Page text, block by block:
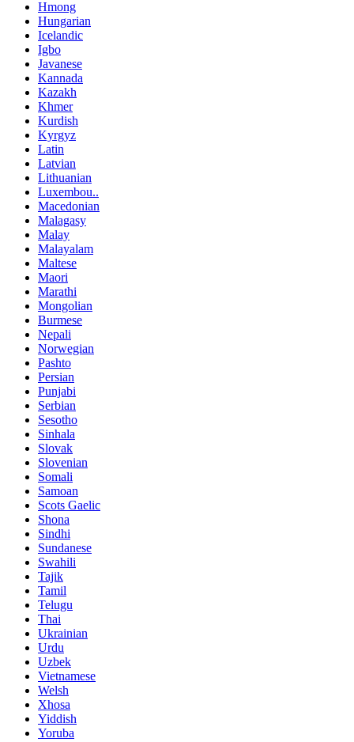
Hmong
Hungarian
Icelandic
Igbo
Javanese
Kannada
Kazakh
Khmer
Kurdish
Kyrgyz
Latin
Latvian
Lithuanian
Luxembou..
Macedonian
Malagasy
Malay
Malayalam
Maltese
Maori
Marathi
Mongolian
Burmese
Nepali
Norwegian
Pashto
Persian
Punjabi
Serbian
Sesotho
Sinhala
Slovak
Slovenian
Somali
Samoan
Scots Gaelic
Shona
Sindhi
Sundanese
Swahili
Tajik
Tamil
Telugu
Thai
Ukrainian
Urdu
Uzbek
Vietnamese
Welsh
Xhosa
Yiddish
Yoruba